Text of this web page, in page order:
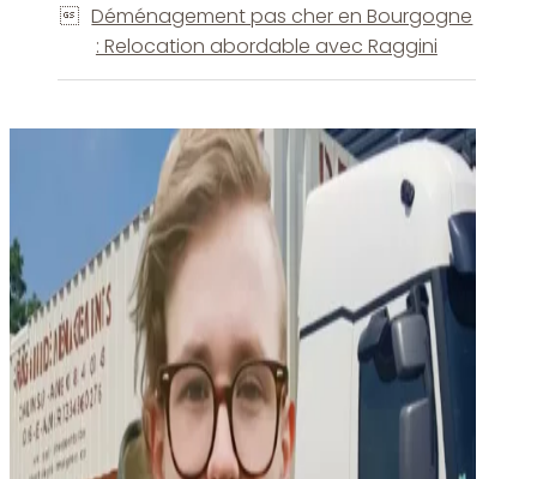
Déménagement pas cher en Bourgogne
: Relocation abordable avec Raggini